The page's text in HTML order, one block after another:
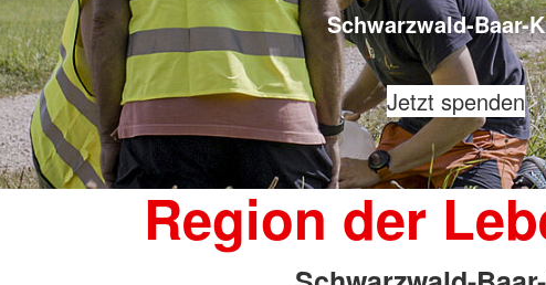
Schwarzwald-Baar-
Jetzt spenden
Region der